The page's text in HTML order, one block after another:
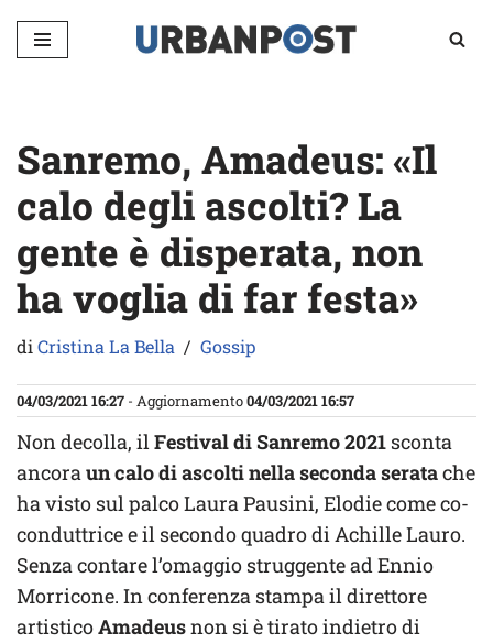
Vai
Sanremo, Amadeus: «Il
calo degli ascolti? La
gente è disperata, non
ha voglia di far festa»
diCristina La Bella Gossip
04/03/2021 16:27 - Aggiornamento04/03/2021 16:57
Non decolla, ilFestival di Sanremo 2021 sconta
ancoraun calo di ascolti nella seconda seratache
ha visto sul palco Laura Pausini, Elodie come co-
conduttrice e il secondo quadro di Achille Lauro.
Senza contare l’omaggio struggente ad Ennio
Morricone. In conferenza stampa il direttore
artisticoAmadeusnon si è tirato indietro di